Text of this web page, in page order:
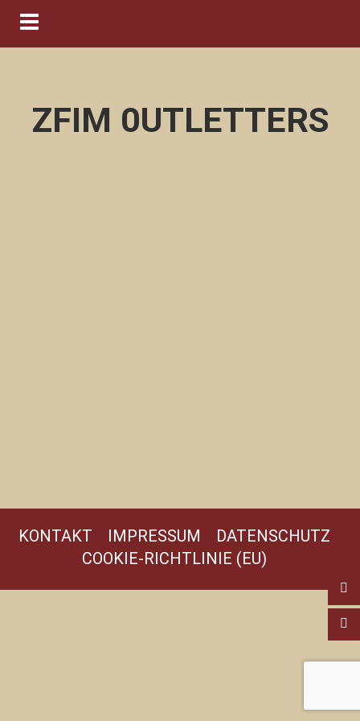
Navigation ein-/ausblenden
ZFIM 0UTLETTERS
KONTAKT IMPRESSUM
DATENSCHUTZ
COOKIE-RICHTLINIE (EU)